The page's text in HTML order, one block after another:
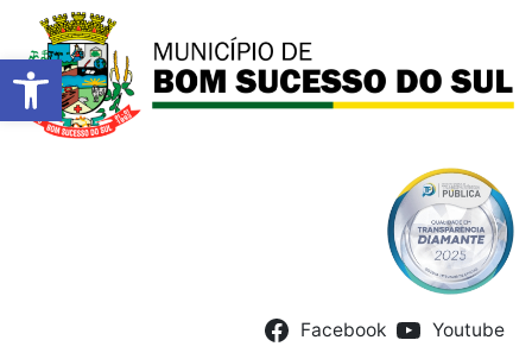
Barra de Ferramentas
Facebook Youtube